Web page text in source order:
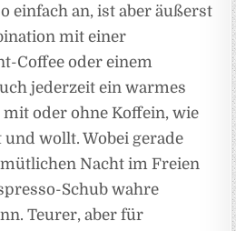
einfach an, ist aber äußerst
mit einer
Coffee oder einem
jederzeit ein warmes
oder ohne Koffein, wie
wollt. Wobei gerade
Nacht im Freien
Schub wahre
Teurer, aber für